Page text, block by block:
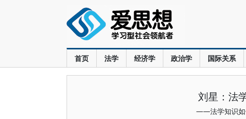
首页 法学 经济学 政治学 国际关系
刘星：法
——法学知识如